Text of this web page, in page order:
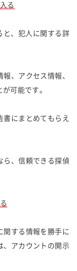
る
と、犯人に関する詳
、アクセス情報、
可能です。
にまとめてもらえ
ら、信頼できる探偵
する情報を勝手に
、アカウントの開示